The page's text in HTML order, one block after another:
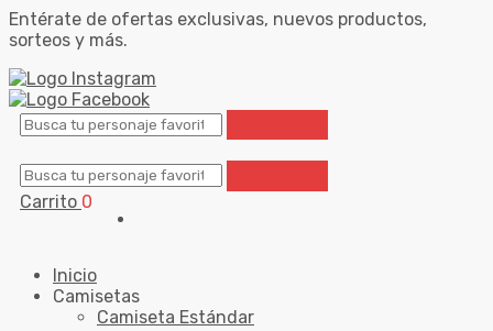
Entérate de ofertas exclusivas, nuevos productos,
sorteos y más.
Carrito 0
Inicio
Camisetas
Camiseta Estándar